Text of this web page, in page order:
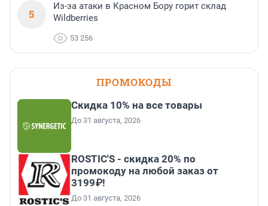
5
Из-за атаки в Красном Бору горит склад
Wildberries
53 256
ПРОМОКОДЫ
Скидка 10% на все товары
До 31 августа, 2026
ROSTIC'S - скидка 20% по
промокоду на любой заказ от
3199₽!
До 31 августа, 2026